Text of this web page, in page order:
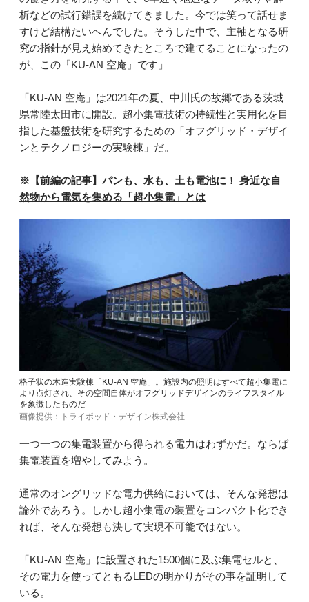
析などの試行錯誤を続けてきました。今では笑って話せま
すけど結構たいへんでした。そうした中で、主軸となる研
究の指針が見え始めてきたところで建てることになったの
が、この『KU-AN 空庵』です」
「KU-AN 空庵」は2021年の夏、中川氏の故郷である茨城
県常陸太田市に開設。超小集電技術の持続性と実用化を目
指した基盤技術を研究するための「オフグリッド・デザイ
ンとテクノロジーの実験棟」だ。
※【前編の記事】 パンも、水も、土も電池に！ 身近な自
然物から電気を集める「超小集電」とは
格子状の木造実験棟「KU-AN 空庵」。施設内の照明はすべて超小集電に
より点灯され、その空間自体がオフグリッドデザインのライフスタイル
を象徴したものだ
画像提供：トライポッド・デザイン株式会社
一つ一つの集電装置から得られる電力はわずかだ。ならば
集電装置を増やしてみよう。
通常のオングリッドな電力供給においては、そんな発想は
論外であろう。しかし超小集電の装置をコンパクト化でき
れば、そんな発想も決して実現不可能ではない。
「KU-AN 空庵」に設置された1500個に及ぶ集電セルと、
その電力を使ってともるLEDの明かりがその事を証明して
いる。